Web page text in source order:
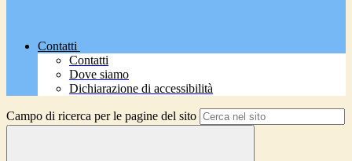
Contatti
Contatti
Dove siamo
Dichiarazione di accessibilità
Campo di ricerca per le pagine del sito